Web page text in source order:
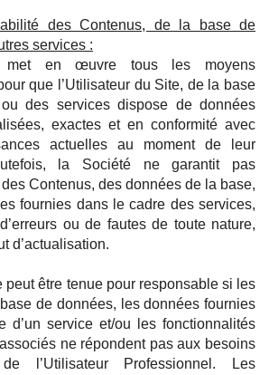
des Contenus, de la base de
services :
met en œuvre tous les moyens
que l’Utilisateur du Site, de la base
des services dispose de données
exactes et en conformité avec
actuelles au moment de leur
la Société ne garantit pas
des Contenus, des données de la base,
fournies dans le cadre des services,
ou de fautes de toute nature,
d’actualisation.
peut être tenue pour responsable si les
de données, les données fournies
d’un service et/ou les fonctionnalités
ne répondent pas aux besoins
l’Utilisateur Professionnel. Les